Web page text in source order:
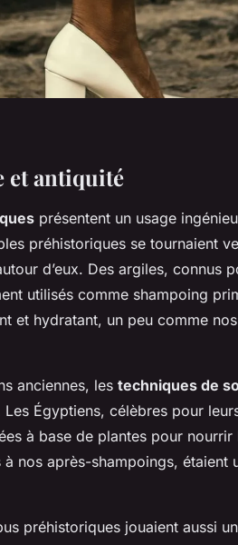
et antiquité
présentent un usage
préhistoriques se tournaient
d’eux. Des argiles, connus
utilisés comme shampoing
et hydratant, un peu comme
anciennes, les techniques de
Égyptiens, célèbres pour
à base de plantes pour nourrir
à nos après-shampoings, étaient
préhistoriques jouaient aussi